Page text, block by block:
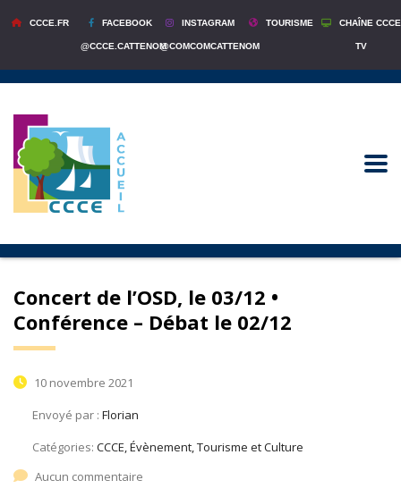
CCCE.FR FACEBOOK
@CCCE.CATTENOM
INSTAGRAM
@COMCOMCATTENOM
TOURISME CHAÎNE CCCE
TV
Concert de l’OSD, le 03/12 •
Conférence – Débat le 02/12
10 novembre 2021
Envoyé par : Florian
Catégories: CCCE, Évènement, Tourisme et Culture
Aucun commentaire